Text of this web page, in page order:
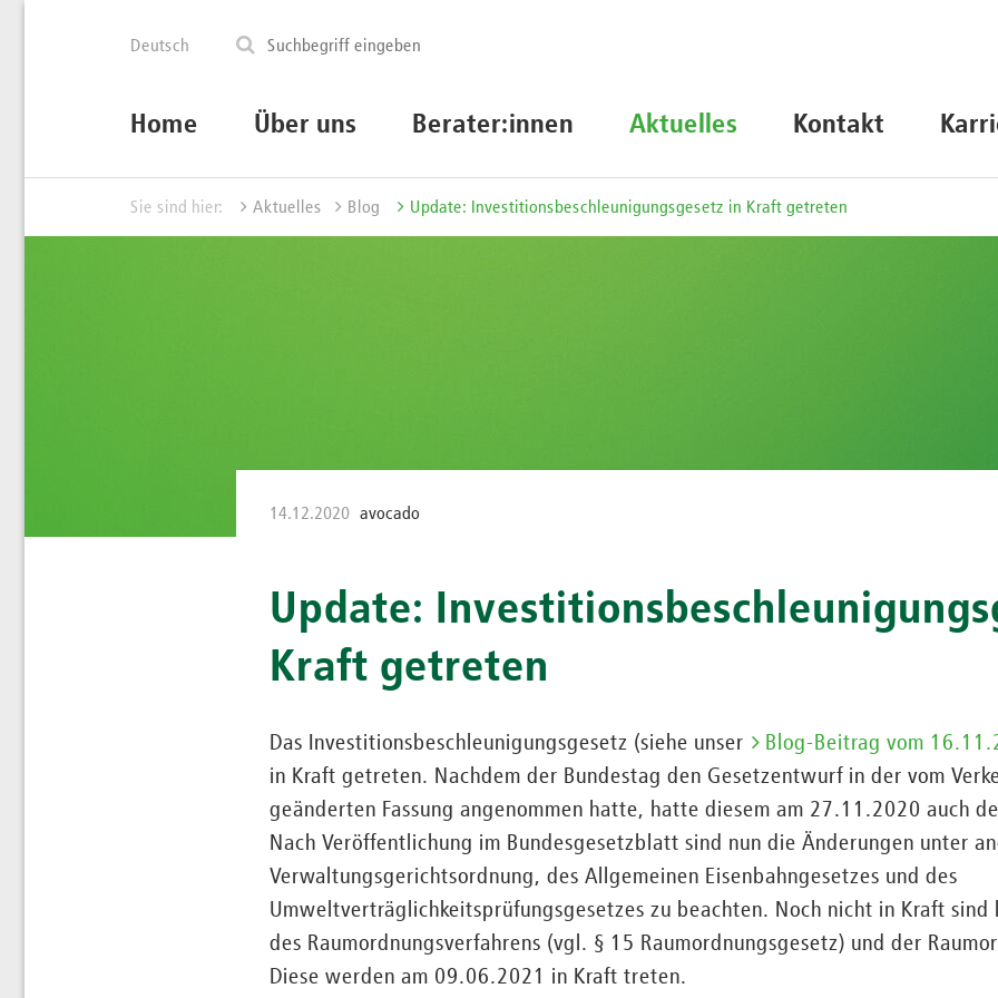
Deutsch
Home Über uns Berater:innen Aktuelles Kontakt
Sie sind hier: Aktuelles Blog Update: Investitionsbeschleunigungsgesetz in Kraft getreten
14.12.2020 avocado
Update:
Kraft getreten
Das Investitionsbeschleunigungsgesetz (siehe unser
Blog-Beitrag vom
in Kraft getreten. Nachdem der Bundestag den Gesetzentwurf in der vom
geänderten Fassung angenommen hatte, hatte diesem am 27.11.2020 auch
Nach Veröffentlichung im Bundesgesetzblatt sind nun die Änderungen unter
Verwaltungsgerichtsordnung, des Allgemeinen Eisenbahngesetzes und des
Umweltverträglichkeitsprüfungsgesetzes zu beachten. Noch nicht in Kraft
des Raumordnungsverfahrens (vgl. § 15 Raumordnungsgesetz) und der
Diese werden am 09.06.2021 in Kraft treten.